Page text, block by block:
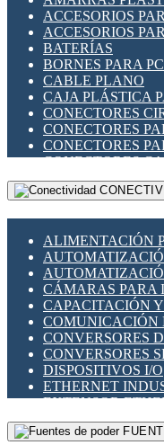
INDICADORES
INTERFACES DE
LLAVES
MEDIDORES DE
MOTORES PASO
PANTALLAS HMI
PLC -
RELÉS DE
SENSORES
SENSORES
VARIACS
VARIADORES DE
MAQUINARIA
ACCESORIOS
ACCESORIOS
BATERÍAS
BORNES PARA
CABLE PLANO
CAJA PLÁSTICA
CONECTORES
CONECTORES
CONECTORES
CONECTORES
CONECTORES
DIP SWITCHES
HERRAMIENTAS
ILUMINACIÓN
INTERFACES DE
OTROS RELÉS
PROTECCIÓN
RELÉS
RELÉS DE SEÑAL
RELÉS DE
RELÉS
RELÉS
SENSORES
ALIMENTACIÓN
CÁMARAS PARA
CAPACITACIÓN Y
COMUNICACIÓN
CONVERSORES
CONVERSORES
DISPOSITIVOS I/O
ETHERNET
EXTENSOR
GATEWAY
GESTIÓN DE